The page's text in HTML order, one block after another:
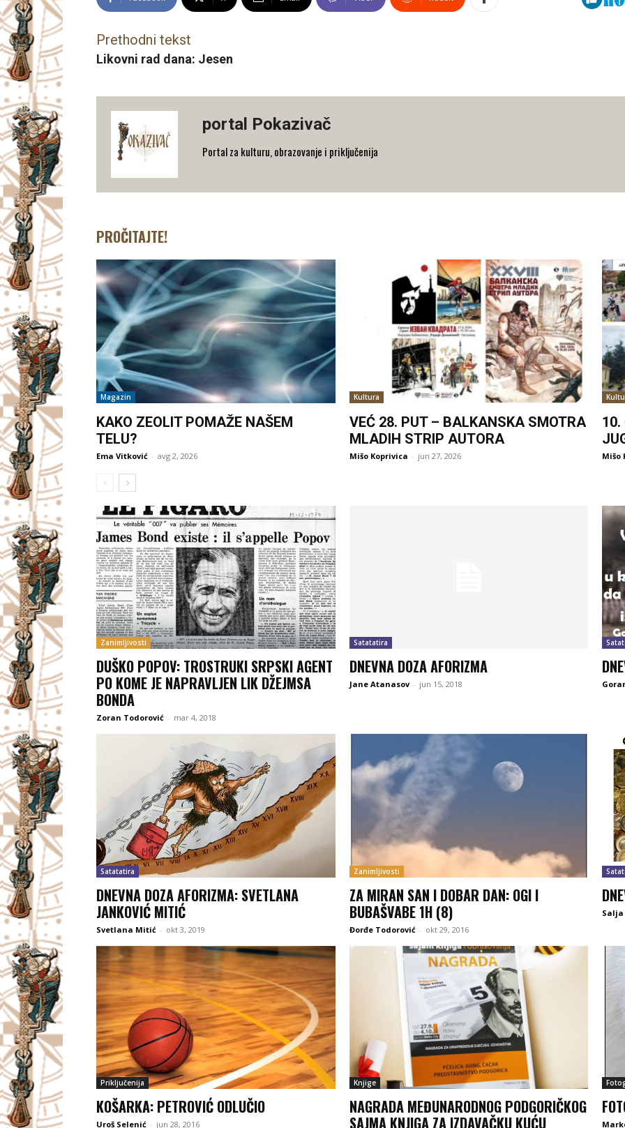
Prethodni tekst
Likovni rad dana: Jesen
portal Pokazivač
Portal za kulturu, obrazovanje i priključenija
PROČITAJTE!
Magazin
KAKO ZEOLIT POMAŽE NAŠEM
TELU?
Ema Vitković - avg 2, 2026
Kultura
VEĆ 28. PUT – BALKANSKA SMOTRA
MLADIH STRIP AUTORA
Mišo Koprivica - jun 27, 2026
10.
Mišo
Zanimljivosti
DUŠKO POPOV: TROSTRUKI SRPSKI AGENT
PO KOME JE NAPRAVLJEN LIK DŽEJMSA
BONDA
Zoran Todorović - mar 4, 2018
Satatatira
DNEVNA DOZA AFORIZMA
Jane Atanasov - jun 15, 2018
Satatatira
DNEVNA DOZA AFORIZMA: SVETLANA
JANKOVIĆ MITIĆ
Svetlana Mitić - okt 3, 2019
Zanimljivosti
ZA MIRAN SAN I DOBAR DAN: OGI I
BUBAŠVABE 1H (8)
Đorđe Todorović - okt 29, 2016
Salja
Priključenija
KOŠARKA: PETROVIĆ ODLUČIO
Uroš Selenić - jun 28, 2016
Knjige
NAGRADA MEĐUNARODNOG PODGORIČKOG
SAJMA KNJIGA ZA IZDAVAČKU KUĆU